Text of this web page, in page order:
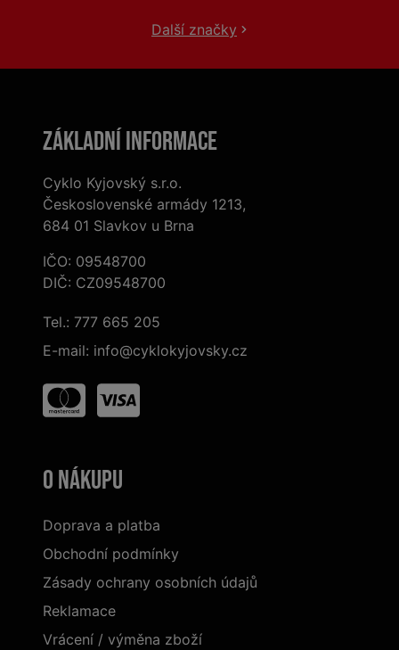
Další značky
Základní informace
Cyklo Kyjovský s.r.o.
Československé armády 1213,
684 01 Slavkov u Brna
IČO: 09548700
DIČ: CZ09548700
Tel.: 777 665 205
E-mail: info@cyklokyjovsky.cz
O nákupu
Doprava a platba
Obchodní podmínky
Zásady ochrany osobních údajů
Reklamace
Vrácení / výměna zboží